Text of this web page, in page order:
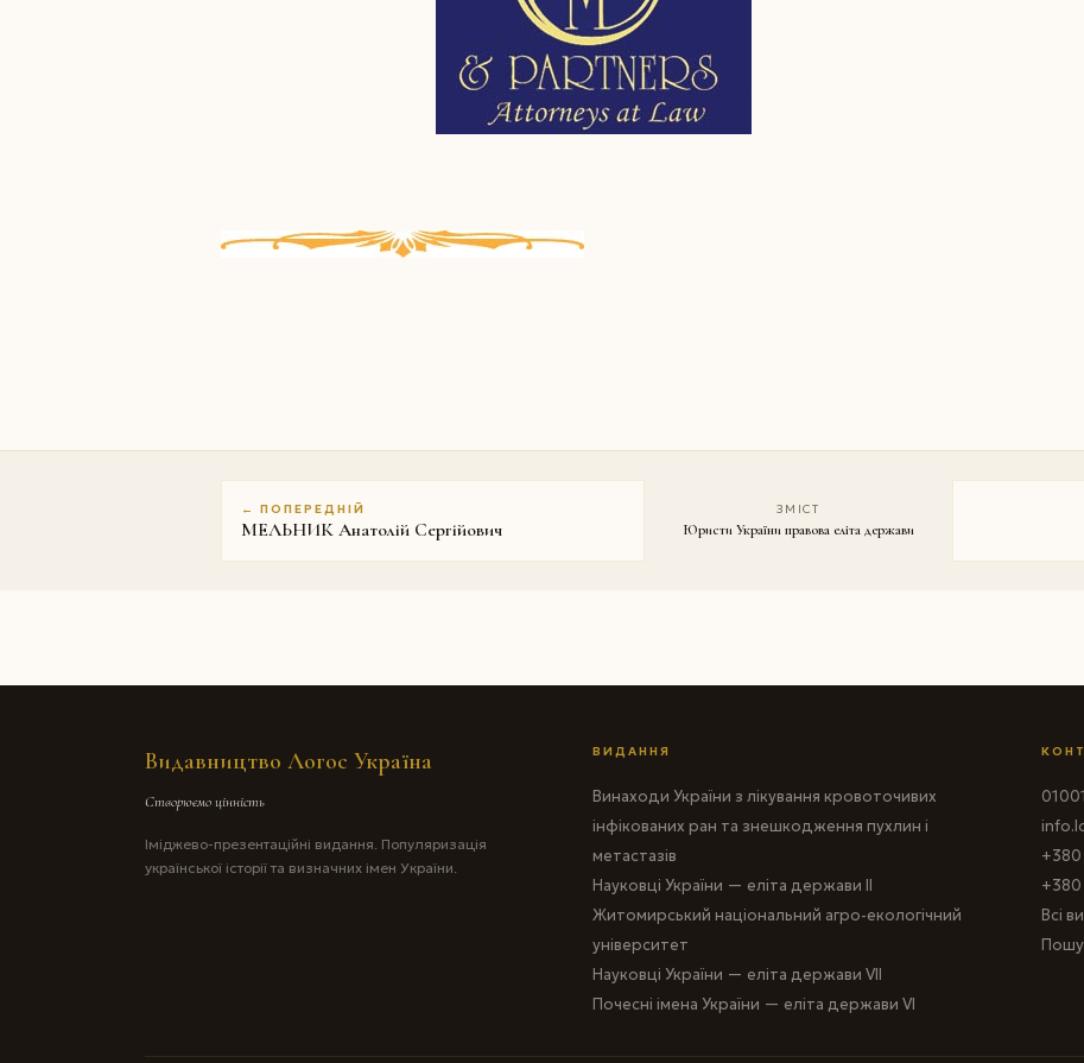
← ПОПЕРЕДНІЙ
МЕЛЬНИК Анатолій Сергійович
ЗМІСТ
Юристи України правова еліта держави
Видавництво Логос Україна
Створюємо цінність
Іміджево-презентаційні видання. Популяризація
української історії та визначних імен України.
ВИДАННЯ
Винаходи України з лікування кровоточивих
інфікованих ран та знешкодження пухлин і
метастазів
Науковці України — еліта держави II
Житомирський національний агро-екологічний
університет
Науковці України — еліта держави VII
Почесні імена України — еліта держави VI
+380
Всі